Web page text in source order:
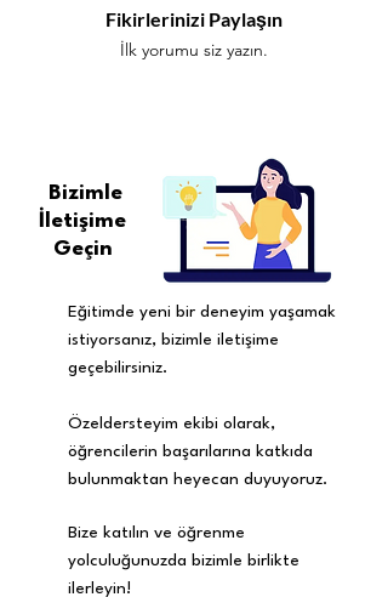
Fikirlerinizi Paylaşın
İlk yorumu siz yazın.
Bizimle
İletişime
Geçin
Eğitimde yeni bir deneyim yaşamak
istiyorsanız, bizimle iletişime
geçebilirsiniz.
Özeldersteyim ekibi olarak,
öğrencilerin başarılarına katkıda
bulunmaktan heyecan duyuyoruz.
Bize katılın ve öğrenme
yolculuğunuzda bizimle birlikte
ilerleyin!